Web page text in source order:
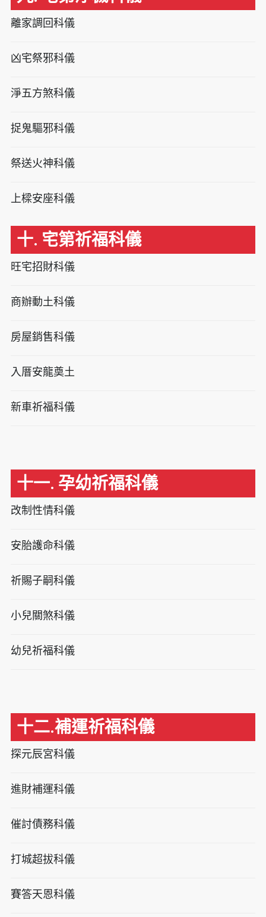
離家調回科儀
凶宅祭邪科儀
淨五方煞科儀
捉鬼驅邪科儀
祭送火神科儀
上樑安座科儀
十. 宅第祈福科儀
旺宅招財科儀
商辦動土科儀
房屋銷售科儀
入厝安龍奠土
新車祈福科儀
十一. 孕幼祈福科儀
改制性情科儀
安胎護命科儀
祈賜子嗣科儀
小兒關煞科儀
幼兒祈福科儀
十二.補運祈福科儀
探元辰宮科儀
進財補運科儀
催討債務科儀
打城超拔科儀
賽答天恩科儀